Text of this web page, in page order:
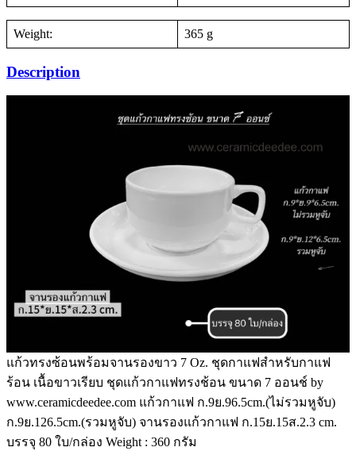
Weight: 365 g
Description
แก้วทรงซ้อนพร้อมจานรองขาว 7 Oz. ชุดกาแฟสำหรับกาแฟ
ร้อน เนื้อขาวเรียบ ชุดแก้วกาแฟทรงช้อน ขนาด 7 ออนช์ by
www.ceramicdeedee.com แก้วกาแฟ ก.9ย.96.5cm.(ไม่รวมหูจับ)
ก.9ย.126.5cm.(รวมหูจับ) จานรองแก้วกาแฟ ก.15ย.15ส.2.3 cm.
บรรจุ 80 ใบ/กล่อง Weight : 360 กรัม